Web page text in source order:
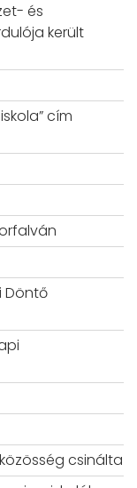
és
került
cím
Döntő
csinálta